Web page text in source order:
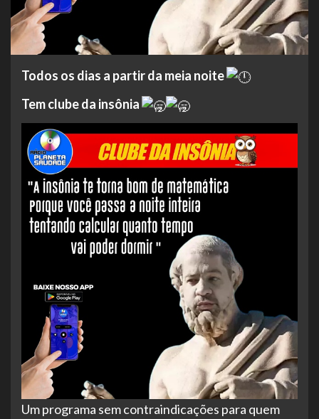
Todos os dias a partir da meia noite
Tem clube da insônia
Um programa sem contraindicações para quem